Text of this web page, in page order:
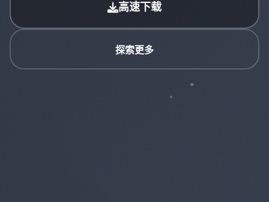
高速下载
探索更多